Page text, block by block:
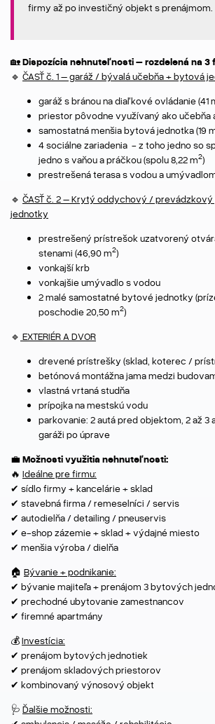
firmy až po investičný objekt s prenájmom.
🏡 Dispozícia nehnuteľnosti – rozdelená na 3
🔹 ČASŤ č. 1 – garáž / bývalá učebňa + bytová
garáž s bránou na diaľkové ovládanie (41
priestor pôvodne využívaný ako učebňa
samostatná menšia bytová jednotka (19
4 sociálne zariadenia - z toho jedno so
jedno s vaňou a práčkou (spolu 8,22 m2)
prestrešená terasa s vodou a
🔹 ČASŤ č. 2 – Krytý oddychový /
jednotky
prestrešený prístrešok uzatvorený
stenami (46,90 m2)
vonkajší krb
vonkajšie umývadlo s vodou
2 malé samostatné bytové jednotky
poschodie 20,50 m2)
🔹 EXTERIÉR A DVOR
drevené prístrešky (sklad, koterec /
betónová montážna jama medzi
vlastná vrtaná studňa
prípojka na mestskú vodu
parkovanie: 2 autá pred objektom, 2 až 3
garáži po úprave
💼 Možnosti využitia nehnuteľnosti:
🔥 Ideálne pre firmu:
✔ sídlo firmy + kancelárie + sklad
✔ stavebná firma / remeselníci / servis
✔ autodielňa / detailing / pneuservis
✔ e-shop zázemie + sklad + výdajné miesto
✔ menšia výroba / dielňa
🏠 Bývanie + podnikanie:
✔ bývanie majiteľa + prenájom 3 bytových
✔ prechodné ubytovanie zamestnancov
✔ firemné apartmány
💰Investícia:
✔ prenájom bytových jednotiek
✔ prenájom skladových priestorov
✔ kombinovaný výnosový objekt
🩺 Ďalšie možnosti: